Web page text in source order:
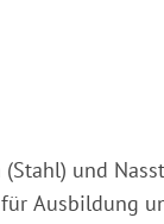
und
Ausbildung